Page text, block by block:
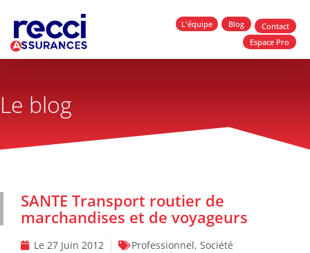
L'équipe Blog
Contact
Espace Pro
Le blog
SANTE Transport routier de
marchandises et de voyageurs
Le 27 Juin 2012 Professionnel, Société